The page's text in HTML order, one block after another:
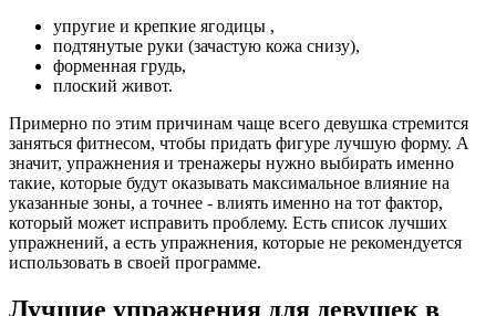
упругие и крепкие ягодицы ,
подтянутые руки (зачастую кожа снизу),
форменная грудь,
плоский живот.
Примерно по этим причинам чаще всего девушка стремится
заняться фитнесом, чтобы придать фигуре лучшую форму. А
значит, упражнения и тренажеры нужно выбирать именно
такие, которые будут оказывать максимальное влияние на
указанные зоны, а точнее - влиять именно на тот фактор,
который может исправить проблему. Есть список лучших
упражнений, а есть упражнения, которые не рекомендуется
использовать в своей программе.
Лучшие упражнения для девушек в